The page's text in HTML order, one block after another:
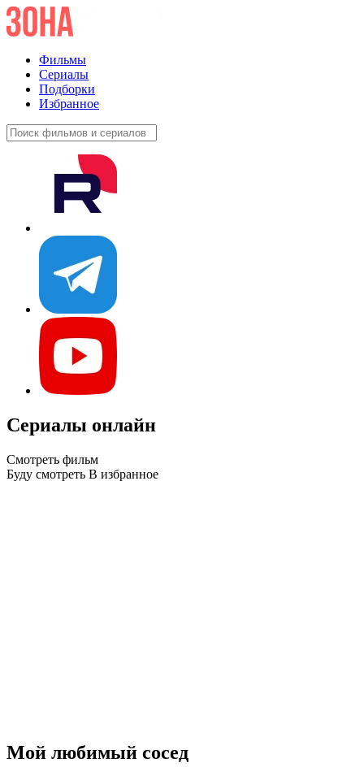
Фильмы
Сериалы
Подборки
Избранное
Сериалы онлайн
Смотреть фильм
Буду смотреть В избранное
Мой любимый сосед